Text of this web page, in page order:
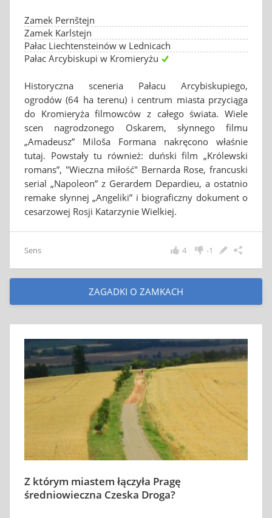
Zamek Pernštejn
Zamek Karlstejn
Pałac Liechtensteinów w Lednicach
Pałac Arcybiskupi w Kromieryżu
Historyczna sceneria Pałacu Arcybiskupiego,
ogrodów (64 ha terenu) i centrum miasta przyciąga
do Kromieryża filmowców z całego świata. Wiele
scen nagrodzonego Oskarem, słynnego filmu
„Amadeusz” Miloša Formana nakręcono właśnie
tutaj. Powstały tu również: duński film „Królewski
romans”, "Wieczna miłość" Bernarda Rose, francuski
serial „Napoleon” z Gerardem Depardieu, a ostatnio
remake słynnej „Angeliki” i biograficzny dokument o
cesarzowej Rosji Katarzynie Wielkiej.
Sens -1
4
ZAGADKI O ZAMKACH
Z którym miastem łączyła Pragę
średniowieczna Czeska Droga?